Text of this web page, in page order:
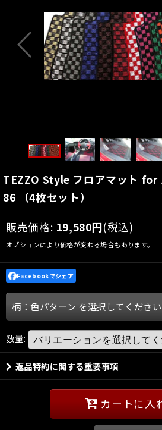
TEZZO Style フロアマット for
86 （4枚セット）
販売価格: 19,580円(税込)
オプションにより価格が変わる場合もあります。
Facebookでシェア
柄：色パターン を選択してください
数量:
返品特約に関する重要事項
カートに入